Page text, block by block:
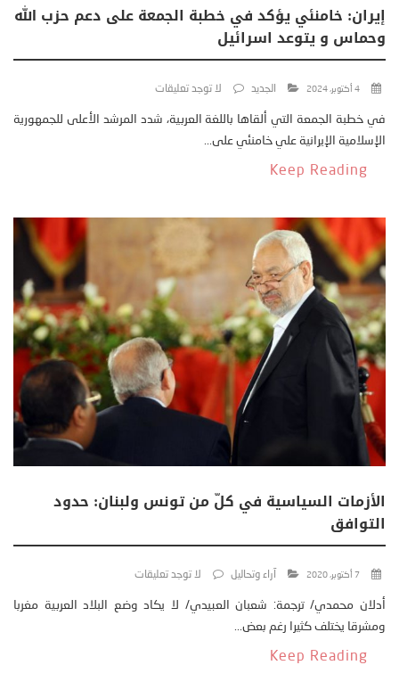
إيران: خامنئي يؤكد في خطبة الجمعة على دعم حزب الله
وحماس و يتوعد اسرائيل
4 أكتوبر، 2024 الجديد لا توجد تعليقات
في خطبة الجمعة التي ألقاها باللغة العربية، شدد المرشد الأعلى للجمهورية
الإسلامية الإيرانية علي خامنئي على...
Keep Reading
الأزمات السياسية في كلّ من تونس ولبنان: حدود
التوافق
7 أكتوبر، 2020 آراء وتحاليل لا توجد تعليقات
أدلان محمدي/ ترجمة: شعبان العبيدي/ لا يكاد وضع البلاد العربية مغربا
ومشرقا يختلف كثيرا رغم بعض...
Keep Reading